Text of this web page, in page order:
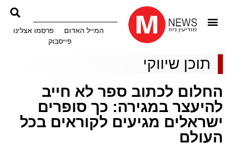
המייל האדום
פרסמו אצלינו
פייסבוק
תוכן שיווקי
החלום לכתוב ספר לא חייב
להיעצר במגירה: כך סופרים
ישראלים מגיעים לקוראים בכל
העולם